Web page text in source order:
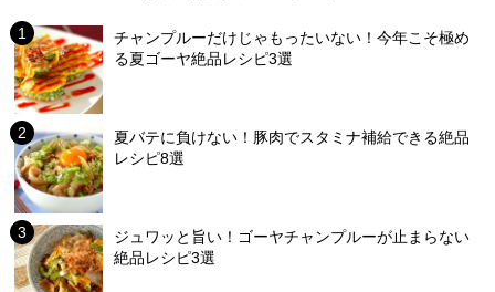
チャンプルーだけじゃもったいない！今年こそ極め
る夏ゴーヤ絶品レシピ3選
夏バテに負けない！豚肉でスタミナ補給できる絶品
レシピ8選
ジュワッと旨い！ゴーヤチャンプルーが止まらない
絶品レシピ3選